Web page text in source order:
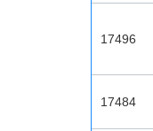
17496
17484